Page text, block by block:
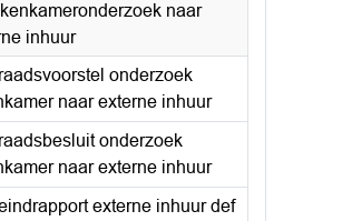
naar
inhuur
raadsvoorstel onderzoek
naar externe inhuur
raadsbesluit onderzoek
naar externe inhuur
externe inhuur def